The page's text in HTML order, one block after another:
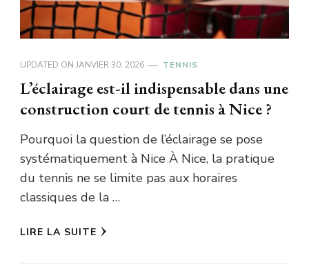
UPDATED ON JANVIER 30, 2026 TENNIS
L’éclairage est-il indispensable dans une
construction court de tennis à Nice ?
Pourquoi la question de l’éclairage se pose
systématiquement à Nice À Nice, la pratique
du tennis ne se limite pas aux horaires
classiques de la …
LIRE LA SUITE